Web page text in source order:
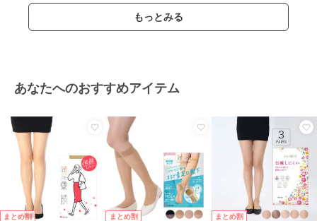
もっとみる
あなたへのおすすめアイテム
まとめ割 まとめ割 まとめ割